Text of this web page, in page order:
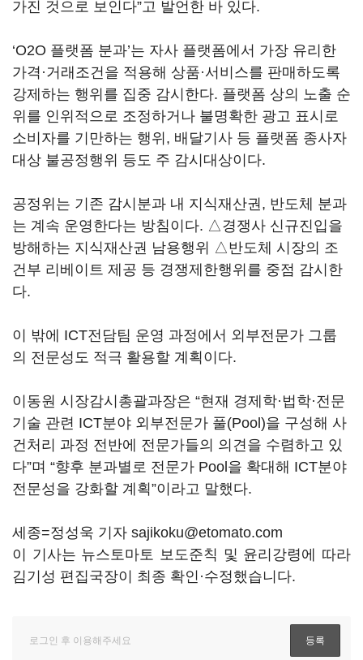
가진 것으로 보인다”고 발언한 바 있다.
‘O2O 플랫폼 분과’는 자사 플랫폼에서 가장 유리한
가격·거래조건을 적용해 상품·서비스를 판매하도록
강제하는 행위를 집중 감시한다. 플랫폼 상의 노출 순
위를 인위적으로 조정하거나 불명확한 광고 표시로
소비자를 기만하는 행위, 배달기사 등 플랫폼 종사자
대상 불공정행위 등도 주 감시대상이다.
공정위는 기존 감시분과 내 지식재산권, 반도체 분과
는 계속 운영한다는 방침이다. △경쟁사 신규진입을
방해하는 지식재산권 남용행위 △반도체 시장의 조
건부 리베이트 제공 등 경쟁제한행위를 중점 감시한
다.
이 밖에 ICT전담팀 운영 과정에서 외부전문가 그룹
의 전문성도 적극 활용할 계획이다.
이동원 시장감시총괄과장은 “현재 경제학·법학·전문
기술 관련 ICT분야 외부전문가 풀(Pool)을 구성해 사
건처리 과정 전반에 전문가들의 의견을 수렴하고 있
다”며 “향후 분과별로 전문가 Pool을 확대해 ICT분야
전문성을 강화할 계획”이라고 말했다.
세종=정성욱 기자 sajikoku@etomato.com
이 기사는 뉴스토마토 보도준칙 및 윤리강령에 따라
김기성 편집국장이 최종 확인·수정했습니다.